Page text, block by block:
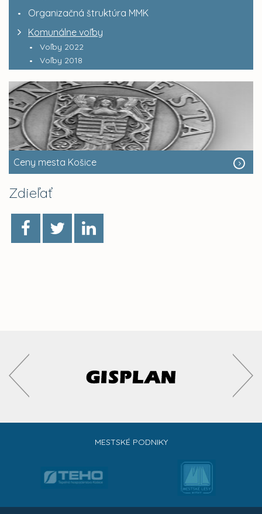
Organizačná štruktúra MMK
Komunálne voľby
Voľby 2022
Voľby 2018
Ceny mesta Košice
Zdieľať
MESTSKÉ PODNIKY